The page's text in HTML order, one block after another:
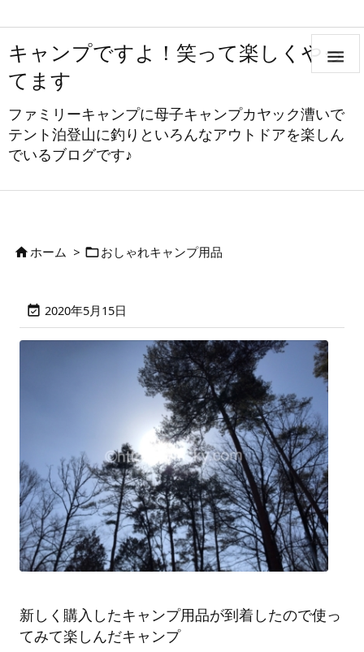
キャンプですよ！笑って楽しくやっ
てます
ファミリーキャンプに母子キャンプカヤック漕いで
テント泊登山に釣りといろんなアウトドアを楽しん
でいるブログです♪

ホーム > おしゃれキャンプ用品
 2020年5月15日
新しく購入したキャンプ用品が到着したので使っ
てみて楽しんだキャンプ